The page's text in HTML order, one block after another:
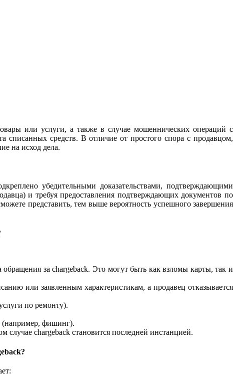
или услуги, а также в случае мошеннических операций с
списанных средств. В отличие от простого спора с продавцом,
на исход дела.
убедительными доказательствами, подтверждающими
и требуя предоставления подтверждающих документов по
представить, тем выше вероятность успешного завершения
за chargeback. Это могут быть как взломы карты, так и
или заявленным характеристикам, а продавец отказывается
по ремонту).
(например, фишинг).
случае chargeback становится последней инстанцией.